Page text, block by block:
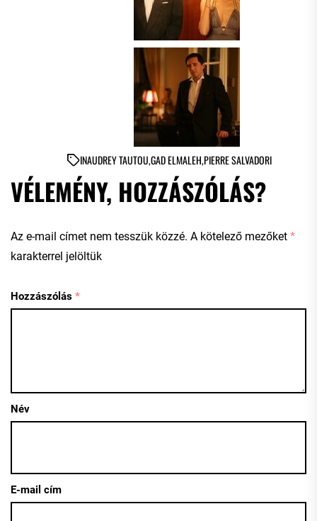
INAUDREY TAUTOU,GAD ELMALEH,PIERRE SALVADORI
VÉLEMÉNY, HOZZÁSZÓLÁS?
Az e-mail címet nem tesszük közzé. A kötelező mezőket *
karakterrel jelöltük
Hozzászólás *
Név
E-mail cím